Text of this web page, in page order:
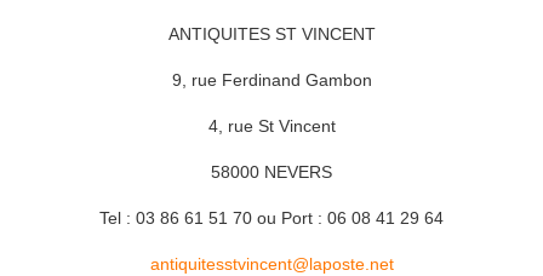
ANTIQUITES ST VINCENT
9, rue Ferdinand Gambon
4, rue St Vincent
58000 NEVERS
Tel : 03 86 61 51 70 ou Port : 06 08 41 29 64
antiquitesstvincent@laposte.net